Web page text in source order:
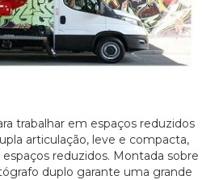
trabalhar em espaços reduzidos
articulação, leve e compacta,
reduzidos. Montada sobre
duplo garante uma grande